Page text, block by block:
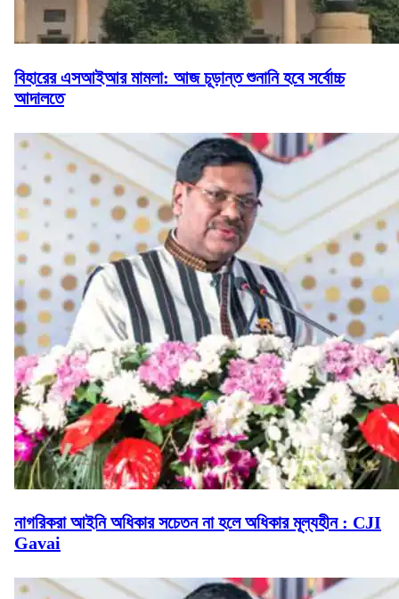
বিহারের এসআইআর মামলা: আজ চূড়ান্ত শুনানি হবে সর্বোচ্চ
আদালতে
নাগরিকরা আইনি অধিকার সচেতন না হলে অধিকার মূল্যহীন : CJI
Gavai